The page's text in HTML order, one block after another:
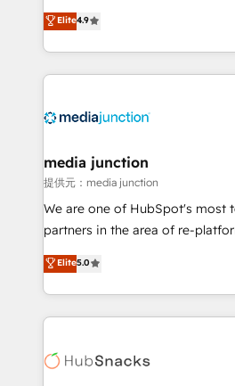
specialize in driving revenue
across industries through
and customer success
methodologies. As Latin
offer unparalleled insights. Operating in five
Mexico, USA, and
hundred successful operations. Our approach,
rooted in RevOps principles,
training, planning, and
inbound marketing tactics, we
understanding, nurturing, and
competitive market.
Elite4.9
media junction
提供元：media junction
We are one of HubSpot's most
partners in the area of re-
design & development. We
implementations for mid-market
companies. We are woman-owned, powered by
coffee, and we ❤️ dogs. We produce award-winning
Impact Award 🏆2022 Technical
Elite5.0